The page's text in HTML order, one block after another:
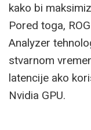
kako bi
Pored toga,
Analyzer
stvarnom
latencije ako
Nvidia GPU.